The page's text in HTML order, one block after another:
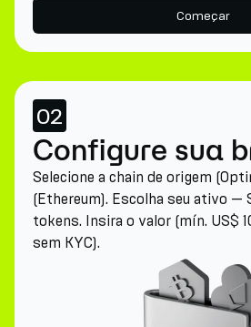
Começar
02
Configure sua
Selecione a chain de origem
(Ethereum). Escolha seu ativo —
tokens. Insira o valor (mín. US$
sem KYC).